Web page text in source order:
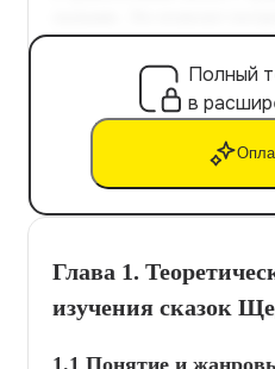
Полный
в
Глава 1.
изучения сказок
1.1 Понятие и